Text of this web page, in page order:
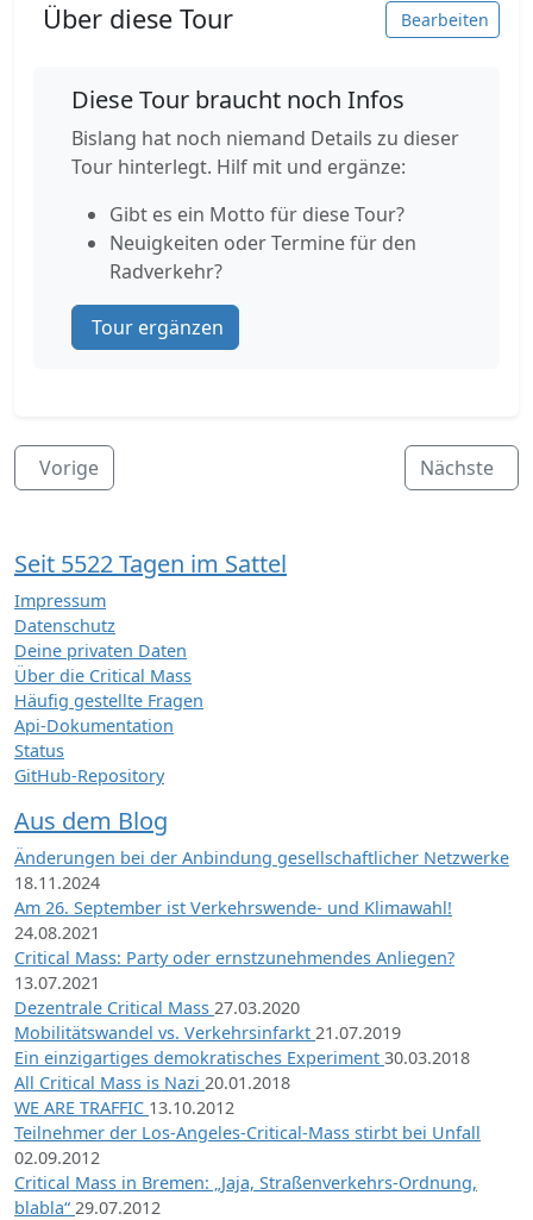
Über diese Tour Bearbeiten
Diese Tour braucht noch Infos
Bislang hat noch niemand Details zu dieser
Tour hinterlegt. Hilf mit und ergänze:
Gibt es ein Motto für diese Tour?
Neuigkeiten oder Termine für den
Radverkehr?
Tour ergänzen
Vorige Nächste
Seit 5522 Tagen im Sattel
Impressum
Datenschutz
Deine privaten Daten
Über die Critical Mass
Häufig gestellte Fragen
Api-Dokumentation
Status
GitHub-Repository
Aus dem Blog
Änderungen bei der Anbindung gesellschaftlicher Netzwerke
18.11.2024
Am 26. September ist Verkehrswende- und Klimawahl!
24.08.2021
Critical Mass: Party oder ernstzunehmendes Anliegen?
13.07.2021
Dezentrale Critical Mass 27.03.2020
Mobilitätswandel vs. Verkehrsinfarkt 21.07.2019
Ein einzigartiges demokratisches Experiment 30.03.2018
All Critical Mass is Nazi 20.01.2018
WE ARE TRAFFIC 13.10.2012
Teilnehmer der Los-Angeles-Critical-Mass stirbt bei Unfall
02.09.2012
Critical Mass in Bremen: „Jaja, Straßenverkehrs-Ordnung,
blabla“ 29.07.2012